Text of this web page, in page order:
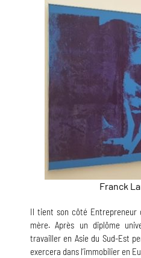
Franck
Il tient son côté Entrepreneur
mère. Après un diplôme
travailler en Asie du Sud-Est
exercera dans l’immobilier en